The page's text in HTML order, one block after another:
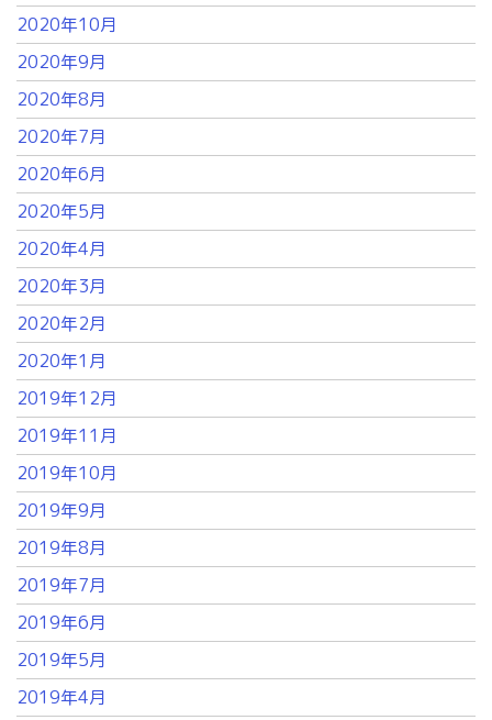
2020年10月
2020年9月
2020年8月
2020年7月
2020年6月
2020年5月
2020年4月
2020年3月
2020年2月
2020年1月
2019年12月
2019年11月
2019年10月
2019年9月
2019年8月
2019年7月
2019年6月
2019年5月
2019年4月